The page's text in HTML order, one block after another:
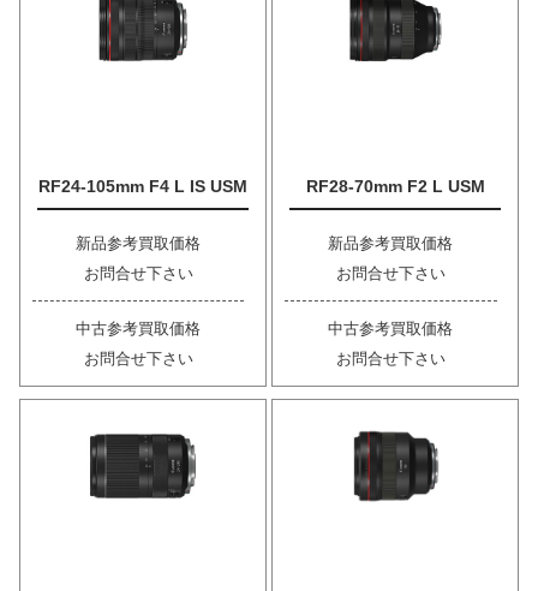
RF24-105mm F4 L IS USM
新品参考買取価格
お問合せ下さい
中古参考買取価格
お問合せ下さい
RF28-70mm F2 L USM
新品参考買取価格
お問合せ下さい
中古参考買取価格
お問合せ下さい